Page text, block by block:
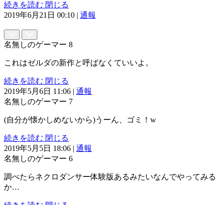
続きを読む 閉じる
2019年6月21日 00:10 | 通報
名無しのゲーマー 8
これはゼルダの新作と呼ばなくていいよ。
続きを読む 閉じる
2019年5月6日 11:06 | 通報
名無しのゲーマー 7
(自分が懐かしめないから)うーん、ゴミ！w
続きを読む 閉じる
2019年5月5日 18:06 | 通報
名無しのゲーマー 6
調べたらネクロダンサー体験版あるみたいなんでやってみる
か…